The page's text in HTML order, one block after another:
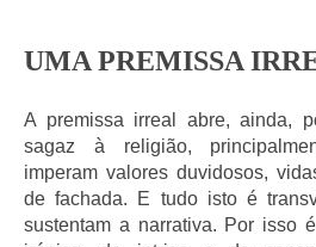
UMA PREMISSA
A premissa irreal abre, ainda,
sagaz à religião,
imperam valores duvidosos,
de fachada. E tudo isto é
sustentam a narrativa. Por isso